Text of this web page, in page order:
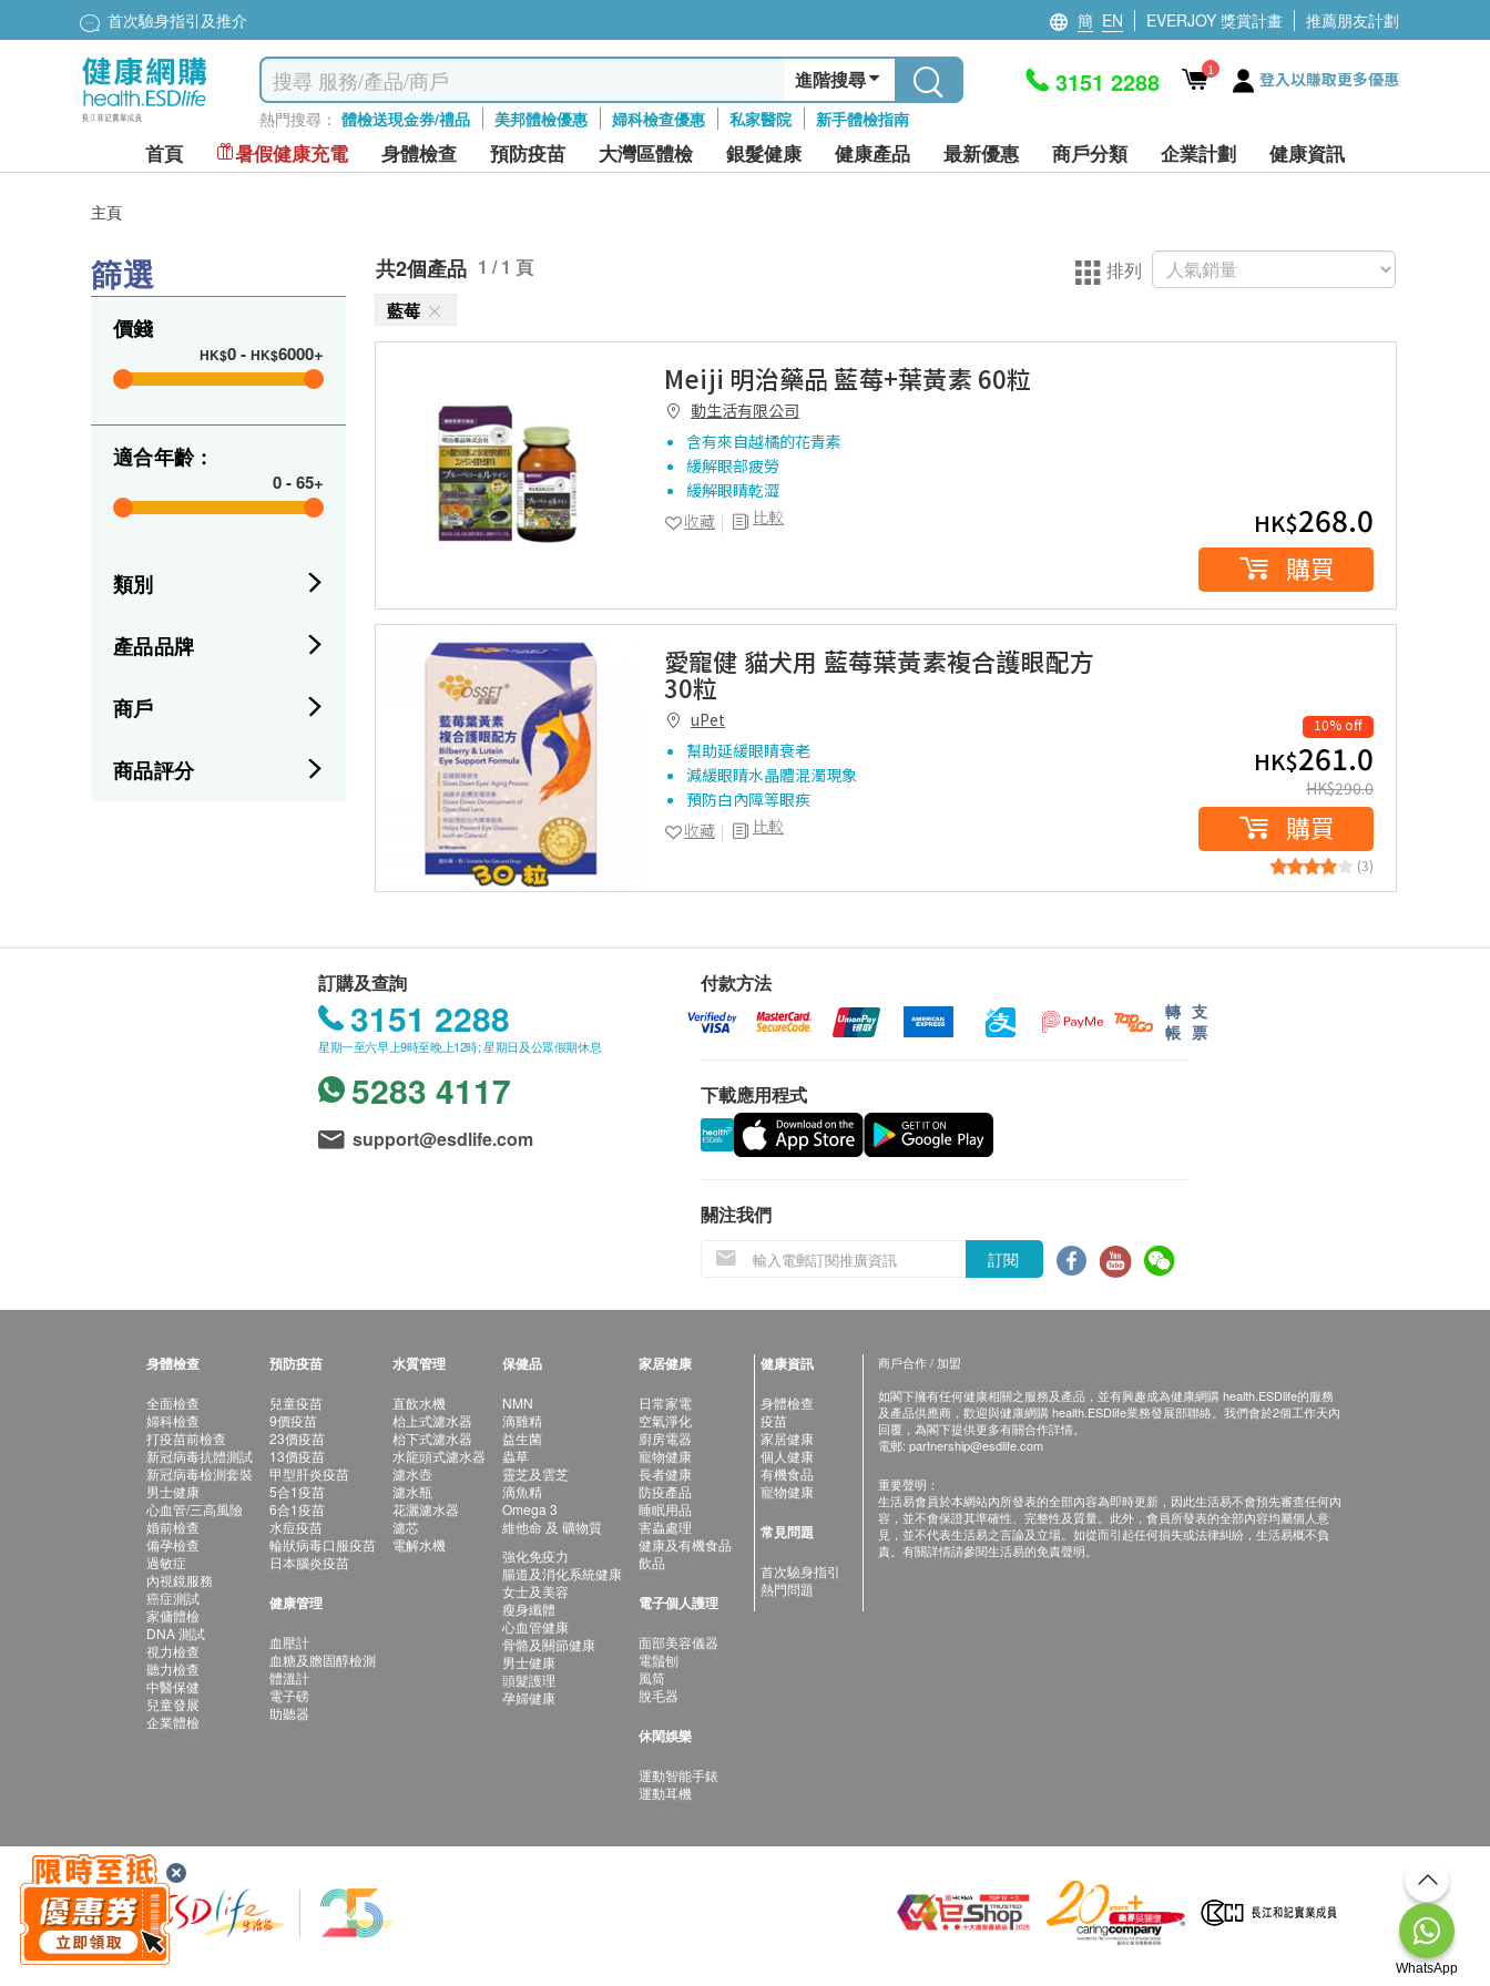
首次驗身指引及推介 簡 EN EVERJOY 獎賞計畫 推薦朋友計劃
進階搜尋
熱門搜尋： 體檢送現金券/禮品 美邦體檢優惠 婦科檢查優惠 私家醫院 新手體檢指南
3151 2288 1 登入以賺取更多優惠
首頁 暑假健康充電 身體檢查 預防疫苗 大灣區體檢 銀髮健康 健康產品 最新優惠 商戶分類 企業計劃 健康資訊
主頁
篩選
價錢
HK$0- HK$6000+
適合年齡 :
0-65+
類別
產品品牌
商戶
商品評分
共2個產品 1 / 1 頁 排列
藍莓
Meiji 明治藥品 藍莓+葉黃素 60粒
動生活有限公司
含有來自越橘的花青素
緩解眼部疲勞
緩解眼睛乾澀
比較
收藏 HK$268.0
購買
愛寵健 貓犬用 藍莓葉黃素複合護眼配方
30粒
uPet
幫助延緩眼睛衰老
減緩眼睛水晶體混濁現象
預防白內障等眼疾
比較
收藏
10% off
HK$261.0
HK$290.0
購買
(3)
訂購及查詢
3151 2288
星期一至六早上9時至晚上12時; 星期日及公眾假期休息
5283 4117
support@esdlife.com
付款方法
轉
帳
支
票
下載應用程式
關注我們
訂閱
身體檢查
全面檢查
婦科檢查
打疫苗前檢查
新冠病毒抗體測試
新冠病毒檢測套裝
男士健康
心血管/三高風險
婚前檢查
備孕檢查
過敏症
內視鏡服務
癌症測試
家傭體檢
DNA 測試
視力檢查
聽力檢查
中醫保健
兒童發展
企業體檢
預防疫苗
兒童疫苗
9價疫苗
23價疫苗
13價疫苗
甲型肝炎疫苗
5合1疫苗
6合1疫苗
水痘疫苗
輪狀病毒口服疫苗
日本腦炎疫苗
健康管理
血壓計
血糖及膽固醇檢測
體溫計
電子磅
助聽器
水質管理
直飲水機
枱上式濾水器
枱下式濾水器
水龍頭式濾水器
濾水壺
濾水瓶
花灑濾水器
濾芯
電解水機
保健品
NMN
滴雞精
益生菌
蟲草
靈芝及雲芝
滴魚精
Omega 3
維他命 及 礦物質
強化免疫力
腸道及消化系統健康
女士及美容
瘦身纖體
心血管健康
骨骼及關節健康
男士健康
頭髮護理
孕婦健康
家居健康
日常家電
空氣淨化
廚房電器
寵物健康
長者健康
防疫產品
睡眠用品
害蟲處理
健康及有機食品
飲品
電子個人護理
面部美容儀器
電鬚刨
風筒
脫毛器
休閑娛樂
運動智能手錶
運動耳機
健康資訊
身體檢查
疫苗
家居健康
個人健康
有機食品
寵物健康
常見問題
首次驗身指引
熱門問題
商戶合作 / 加盟
如閣下擁有任何健康相關之服務及產品，並有興趣成為健康網購 health.ESDlife的服務
及產品供應商，歡迎與健康網購 health.ESDlife業務發展部聯絡。我們會於2個工作天內
回覆，為閣下提供更多有關合作詳情。
電郵: partnership@esdlife.com
重要聲明：
生活易會員於本網站內所發表的全部內容為即時更新，因此生活易不會預先審查任何內
容，並不會保證其準確性、完整性及質量。此外，會員所發表的全部內容均屬個人意
見，並不代表生活易之言論及立場。如從而引起任何損失或法律糾紛，生活易概不負
責。有關詳情請參閱生活易的免責聲明。
WhatsApp